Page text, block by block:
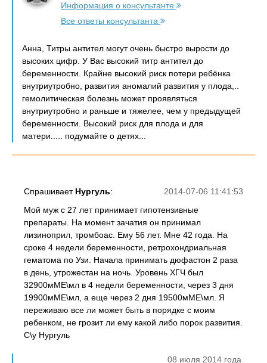
Информация о консультанте
Все ответы консультанта
Анна, Титры антител могут очень быстро вырости до
высоких цифр. У Вас высокий титр антител до
беременности. Крайне высокий риск потери ребёнка
внутриутробно, развития аномалий развития у плода,..
гемолитическая болезнь может проявляться
внутриутробно и раньше и тяжелее, чем у предыдущей
беременности. Высокий риск для плода и для
матери..... подумайте о детях...
2014-07-06 11:41:53
Спрашивает Нургуль:
Мой муж с 27 лет принимает гипотензивные
препараты. На момент зачатия он принимал
лизиноприл, тромбоас. Ему 56 лет. Мне 42 года. На
сроке 4 недели беременности, ретрохондриальная
гематома по Узи. Начала принимать дюфастон 2 раза
в день, утрожестан на ночь. Уровень ХГЧ был
32900мМЕ\мл в 4 недели беременности, через 3 дня
19900мМЕ\мл, а еще через 2 дня 19500мМЕ\мл. Я
переживаю все ли может быть в порядке с моим
ребенком, не грозит ли ему какой либо порок развития.
С\у Нургуль
08 июля 2014 года